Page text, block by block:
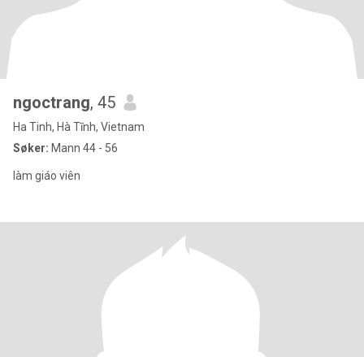
ngoctrang, 45
Ha Tinh, Hà Tĩnh, Vietnam
Søker: Mann 44 - 56
làm giáo viên